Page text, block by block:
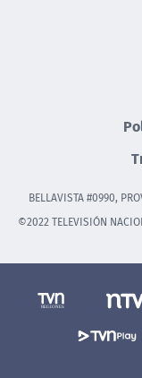
BELLAVISTA #0990,
©2022 TELEVISIÓN